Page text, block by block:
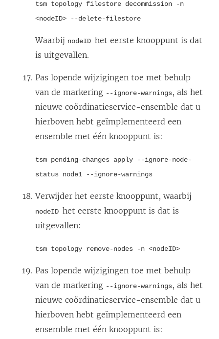
tsm topology filestore decommission -n
<nodeID> --delete-filestore
Waarbij nodeID het eerste knooppunt is dat
is uitgevallen.
Pas lopende wijzigingen toe met behulp
van de markering --ignore-warnings, als het
nieuwe coördinatieservice-ensemble dat u
hierboven hebt geïmplementeerd een
ensemble met één knooppunt is:
tsm pending-changes apply --ignore-node-
status node1 --ignore-warnings
Verwijder het eerste knooppunt, waarbij
nodeID het eerste knooppunt is dat is
uitgevallen:
tsm topology remove-nodes -n <nodeID>
Pas lopende wijzigingen toe met behulp
van de markering --ignore-warnings, als het
nieuwe coördinatieservice-ensemble dat u
hierboven hebt geïmplementeerd een
ensemble met één knooppunt is: